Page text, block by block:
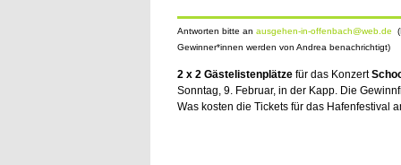
Antworten bitte an ausgehen-in-offenbach@web.de
Gewinner*innen werden von Andrea benachrichtigt)
2 x 2 Gästelistenplätzefür das Konzert
Sonntag, 9. Februar, in der Kapp. Die
Was kosten die Tickets für das Hafenfestival